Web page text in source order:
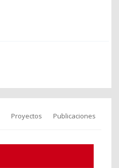
Proyectos Publicaciones